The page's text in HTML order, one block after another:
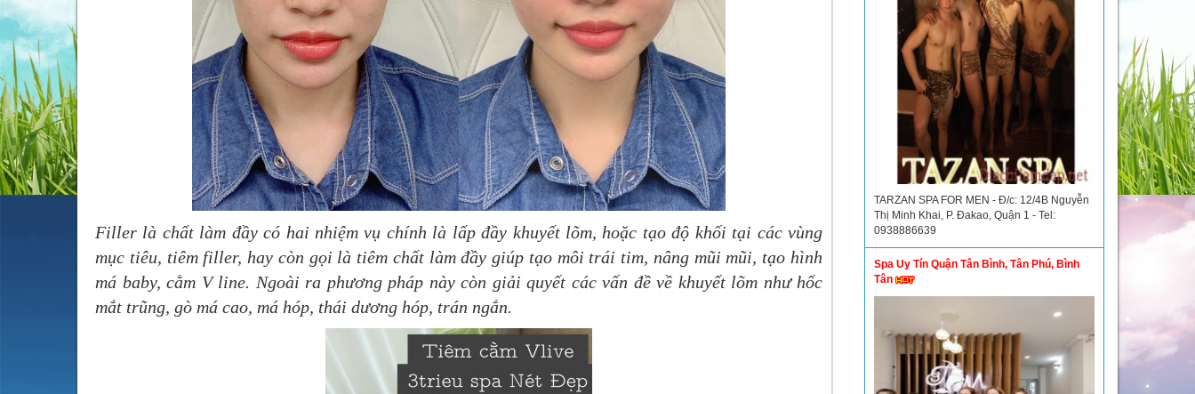
Filler là chất làm đầy có hai nhiệm vụ chính là lấp đầy khuyết lõm, hoặc tạo độ khối tại các vùng
mục tiêu, tiêm filler, hay còn gọi là tiêm chất làm đầy giúp tạo môi trái tim, nâng mũi mũi, tạo hình
má baby, cằm V line. Ngoài ra phương pháp này còn giải quyết các vấn đề về khuyết lõm như hốc
mắt trũng, gò má cao, má hóp, thái dương hóp, trán ngắn.
TARZAN SPA FOR MEN - Đ/c: 12/4B Nguyễn
Thị Minh Khai, P. Đakao, Quận 1 - Tel:
0938886639
Spa Uy Tín Quận Tân Bình, Tân Phú, Bình
Tân